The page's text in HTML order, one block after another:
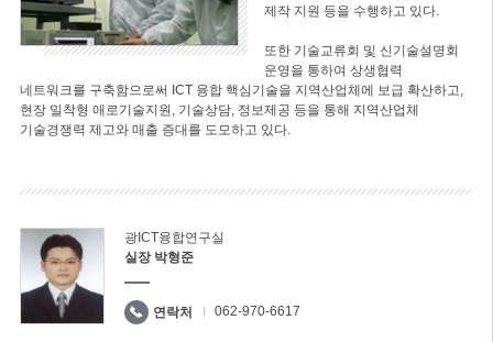
제작 지원 등을 수행하고 있다.
또한 기술교류회 및 신기술설명회
운영을 통하여 상생협력
네트워크를 구축함으로써 ICT 융합 핵심기술을 지역산업체에 보급 확산하고,
현장 밀착형 애로기술지원, 기술상담, 정보제공 등을 통해 지역산업체
기술경쟁력 제고와 매출 증대를 도모하고 있다.
광ICT융합연구실
실장 박형준
연락처 062-970-6617